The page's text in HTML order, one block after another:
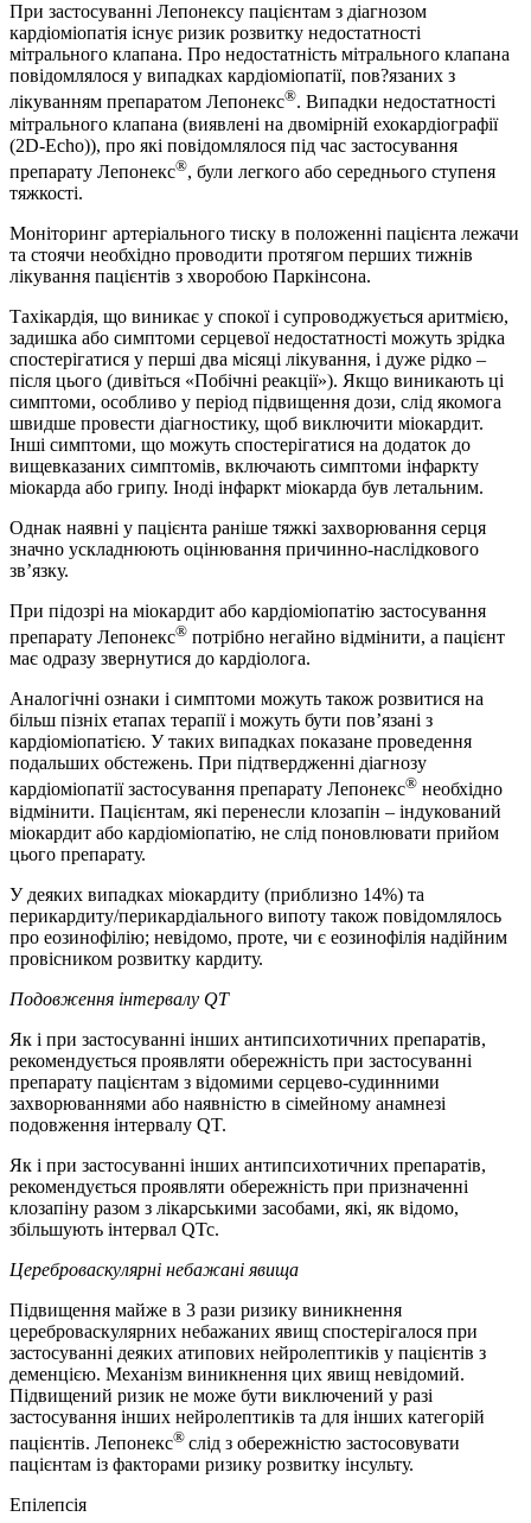
При застосуванні Лепонексу пацієнтам з діагнозом
кардіоміопатія існує ризик розвитку недостатності
мітрального клапана. Про недостатність мітрального клапана
повідомлялося у випадках кардіоміопатії, пов?язаних з
лікуванням препаратом Лепонекс®. Випадки недостатності
мітрального клапана (виявлені на двомірній ехокардіографії
(2D-Echo)), про які повідомлялося під час застосування
препарату Лепонекс®, були легкого або середнього ступеня
тяжкості.
Моніторинг артеріального тиску в положенні пацієнта лежачи
та стоячи необхідно проводити протягом перших тижнів
лікування пацієнтів з хворобою Паркінсона.
Тахікардія, що виникає у спокої і супроводжується аритмією,
задишка або симптоми серцевої недостатності можуть зрідка
спостерігатися у перші два місяці лікування, і дуже рідко –
після цього (дивіться «Побічні реакції»). Якщо виникають ці
симптоми, особливо у період підвищення дози, слід якомога
швидше провести діагностику, щоб виключити міокардит.
Інші симптоми, що можуть спостерігатися на додаток до
вищевказаних симптомів, включають симптоми інфаркту
міокарда або грипу. Іноді інфаркт міокарда був летальним.
Однак наявні у пацієнта раніше тяжкі захворювання серця
значно ускладнюють оцінювання причинно-наслідкового
зв’язку.
При підозрі на міокардит або кардіоміопатію застосування
препарату Лепонекс® потрібно негайно відмінити, а пацієнт
має одразу звернутися до кардіолога.
Аналогічні ознаки і симптоми можуть також розвитися на
більш пізніх етапах терапії і можуть бути пов’язані з
кардіоміопатією. У таких випадках показане проведення
подальших обстежень. При підтвердженні діагнозу
кардіоміопатії застосування препарату Лепонекс® необхідно
відмінити. Пацієнтам, які перенесли клозапін – індукований
міокардит або кардіоміопатію, не слід поновлювати прийом
цього препарату.
У деяких випадках міокардиту (приблизно 14%) та
перикардиту/перикардіального випоту також повідомлялось
про еозинофілію; невідомо, проте, чи є еозинофілія надійним
провісником розвитку кардиту.
Подовження інтервалу QT
Як і при застосуванні інших антипсихотичних препаратів,
рекомендується проявляти обережність при застосуванні
препарату пацієнтам з відомими серцево-судинними
захворюваннями або наявністю в сімейному анамнезі
подовження інтервалу QT.
Як і при застосуванні інших антипсихотичних препаратів,
рекомендується проявляти обережність при призначенні
клозапіну разом з лікарськими засобами, які, як відомо,
збільшують інтервал QTc.
Цереброваскулярні небажані явища
Підвищення майже в 3 рази ризику виникнення
цереброваскулярних небажаних явищ спостерігалося при
застосуванні деяких атипових нейролептиків у пацієнтів з
деменцією. Механізм виникнення цих явищ невідомий.
Підвищений ризик не може бути виключений у разі
застосування інших нейролептиків та для інших категорій
пацієнтів. Лепонекс® слід з обережністю застосовувати
пацієнтам із факторами ризику розвитку інсульту.
Епілепсія